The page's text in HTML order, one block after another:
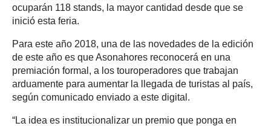
ocuparán 118 stands, la mayor cantidad desde que se
inició esta feria.
Para este año 2018, una de las novedades de la edición
de este año es que Asonahores reconocerá en una
premiación formal, a los touroperadores que trabajan
arduamente para aumentar la llegada de turistas al país,
según comunicado enviado a este digital.
“La idea es institucionalizar un premio que ponga en